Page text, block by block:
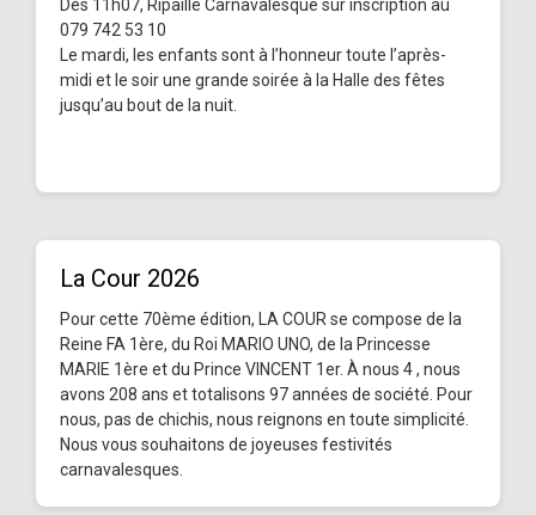
Dès 11h07, Ripaille Carnavalesque sur inscription au
079 742 53 10
Le mardi, les enfants sont à l’honneur toute l’après-
midi et le soir une grande soirée à la Halle des fêtes
jusqu’au bout de la nuit.
La Cour 2026
Pour cette 70ème édition, LA COUR se compose de la
Reine FA 1ère, du Roi MARIO UNO, de la Princesse
MARIE 1ère et du Prince VINCENT 1er. À nous 4 , nous
avons 208 ans et totalisons 97 années de société. Pour
nous, pas de chichis, nous reignons en toute simplicité.
Nous vous souhaitons de joyeuses festivités
carnavalesques.